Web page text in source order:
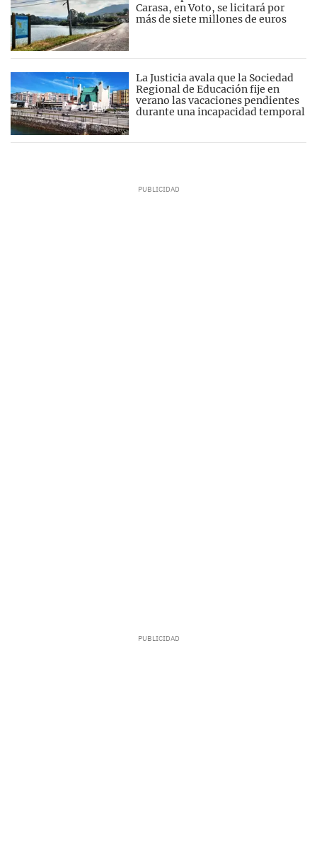
Carasa, en Voto, se licitará por
más de siete millones de euros
La Justicia avala que la Sociedad
Regional de Educación fije en
verano las vacaciones pendientes
durante una incapacidad temporal